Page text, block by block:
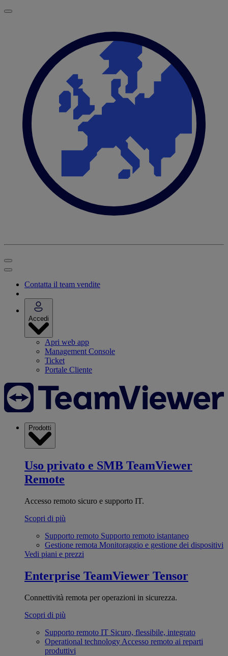
Contatta il team vendite
Accedi
Apri web app
Management Console
Ticket
Portale Cliente
Prodotti
Uso privato e SMB TeamViewer
Remote
Accesso remoto sicuro e supporto IT.
Scopri di più
Supporto remoto Supporto remoto istantaneo
Gestione remota Monitoraggio e gestione dei dispositivi
Vedi piani e prezzi
Enterprise TeamViewer Tensor
Connettività remota per operazioni in sicurezza.
Scopri di più
Supporto remoto IT Sicuro, flessibile, integrato
Operational technology Accesso remoto ai reparti
produttivi